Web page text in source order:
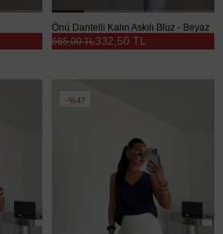
Önü Dantelli Kalın Askılı Bluz - Beyaz
332,50 TL
665,00 TL
%47